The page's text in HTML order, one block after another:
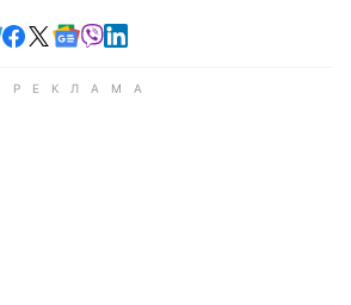
Читайте у Telegram
Читайте у Facebook
Читайте у X
Читайте у Google news
Читайте у Viber
Читайте у LinkedIn